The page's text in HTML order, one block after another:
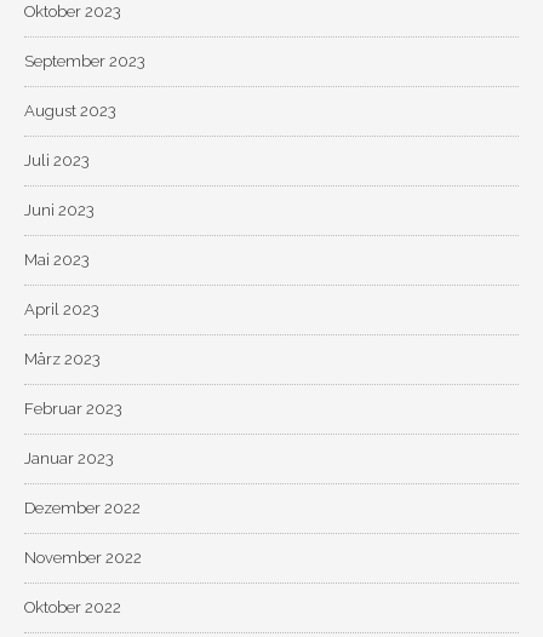
Oktober 2023
September 2023
August 2023
Juli 2023
Juni 2023
Mai 2023
April 2023
März 2023
Februar 2023
Januar 2023
Dezember 2022
November 2022
Oktober 2022